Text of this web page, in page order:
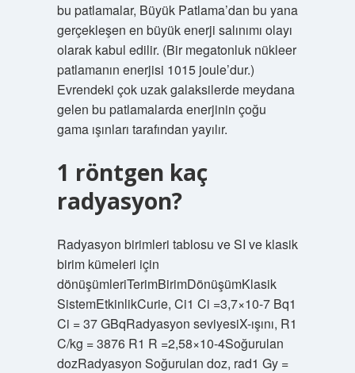
bu patlamalar, Büyük Patlama’dan bu yana
gerçekleşen en büyük enerji salınımı olayı
olarak kabul edilir. (Bir megatonluk nükleer
patlamanın enerjisi 1015 joule’dur.)
Evrendeki çok uzak galaksilerde meydana
gelen bu patlamalarda enerjinin çoğu
gama ışınları tarafından yayılır.
1 röntgen kaç
radyasyon?
Radyasyon birimleri tablosu ve SI ve klasik
birim kümeleri için
dönüşümleriTerimBirimDönüşümKlasik
SistemEtkinlikCurie, Ci1 Ci =3,7×10-7 Bq1
Ci = 37 GBqRadyasyon seviyesiX-ışını, R1
C/kg = 3876 R1 R =2,58×10-4Soğurulan
dozRadyasyon Soğurulan doz, rad1 Gy =